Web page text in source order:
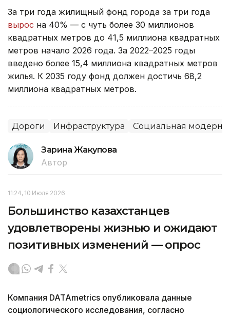
За три года жилищный фонд города за три года
вырос на 40% — с чуть более 30 миллионов
квадратных метров до 41,5 миллиона квадратных
метров начало 2026 года. За 2022–2025 годы
введено более 15,4 миллиона квадратных метров
жилья. К 2035 году фонд должен достичь 68,2
миллиона квадратных метров.
Дороги Инфраструктура Социальная
Зарина Жакупова
Автор
11:24, 10 Июля 2026
Большинство казахстанцев
удовлетворены жизнью и ожидают
позитивных изменений — опрос
Компания DATAmetrics опубликовала данные
социологического исследования, согласно